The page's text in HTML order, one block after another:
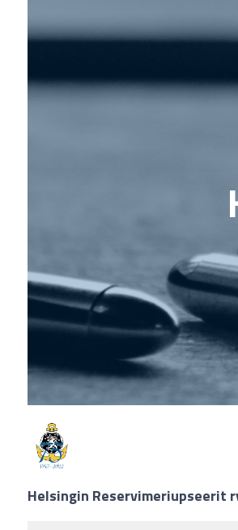
Helsingin Reservimeriupseerit